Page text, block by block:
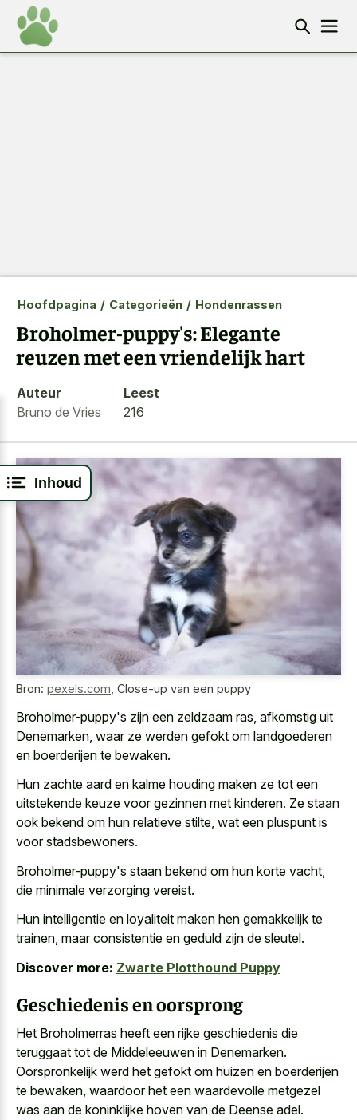
Inhoud
Hoofdpagina / Categorieën / Hondenrassen
Broholmer-puppy's: Elegante
reuzen met een vriendelijk hart
Auteur
Bruno de Vries
Leest
216
Bron: pexels.com Close-up van een puppy
Broholmer-puppy's zijn een zeldzaam ras, afkomstig uit
Denemarken, waar ze werden gefokt om landgoederen
en boerderijen te bewaken.
Hun zachte aard en kalme houding maken ze tot een
uitstekende keuze voor gezinnen met kinderen. Ze staan
ook bekend om hun relatieve stilte, wat een pluspunt is
voor stadsbewoners.
Broholmer-puppy's staan bekend om hun korte vacht,
die minimale verzorging vereist.
Hun intelligentie en loyaliteit maken hen gemakkelijk te
trainen, maar consistentie en geduld zijn de sleutel.
Discover more: Zwarte Plotthound Puppy
Geschiedenis en oorsprong
Het Broholmerras heeft een rijke geschiedenis die
teruggaat tot de Middeleeuwen in Denemarken.
Oorspronkelijk werd het gefokt om huizen en boerderijen
te bewaken, waardoor het een waardevolle metgezel
was aan de koninklijke hoven van de Deense adel.